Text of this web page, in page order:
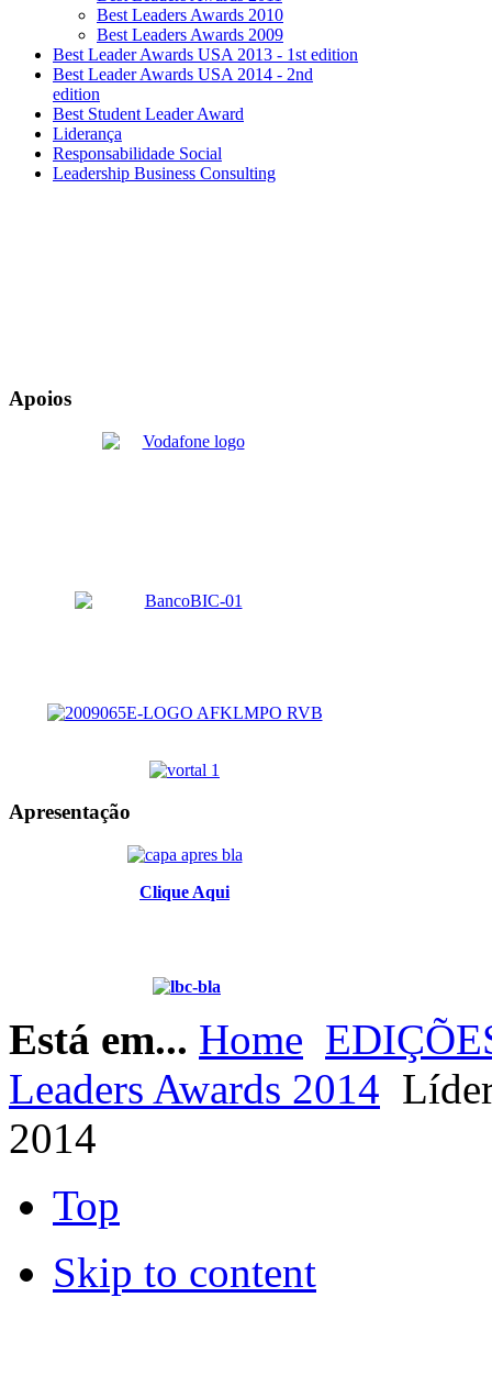
Best Leaders Awards 2010
Best Leaders Awards 2009
Best Leader Awards USA 2013 - 1st edition
Best Leader Awards USA 2014 - 2nd
edition
Best Student Leader Award
Liderança
Responsabilidade Social
Leadership Business Consulting
Apoios
Apresentação
Clique Aqui
Está em... Home
Leaders Awards 2014
2014
Top
Skip to content